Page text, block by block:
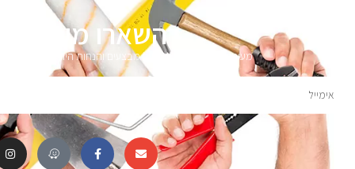
השארו מעודכנים
מעוניינים לקבל עדכונים על מבצעים והנחות הירשמו